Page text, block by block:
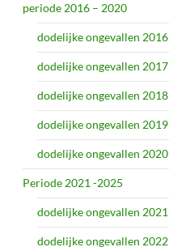
periode 2016 – 2020
dodelijke ongevallen 2016
dodelijke ongevallen 2017
dodelijke ongevallen 2018
dodelijke ongevallen 2019
dodelijke ongevallen 2020
Periode 2021 -2025
dodelijke ongevallen 2021
dodelijke ongevallen 2022